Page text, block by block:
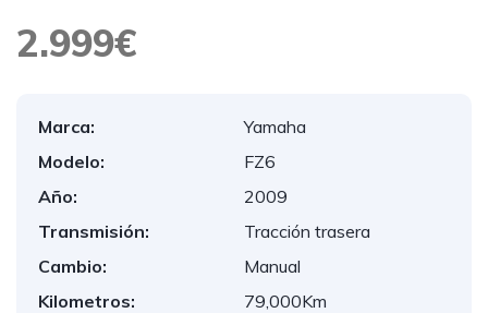
2.999€
Marca:
Yamaha
Modelo:
FZ6
Año:
2009
Transmisión:
Tracción trasera
Cambio:
Manual
Kilometros:
79,000Km